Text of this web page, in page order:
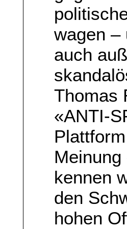
wagen –
auch
Thomas
«ANTI-
kennen
den
hohen